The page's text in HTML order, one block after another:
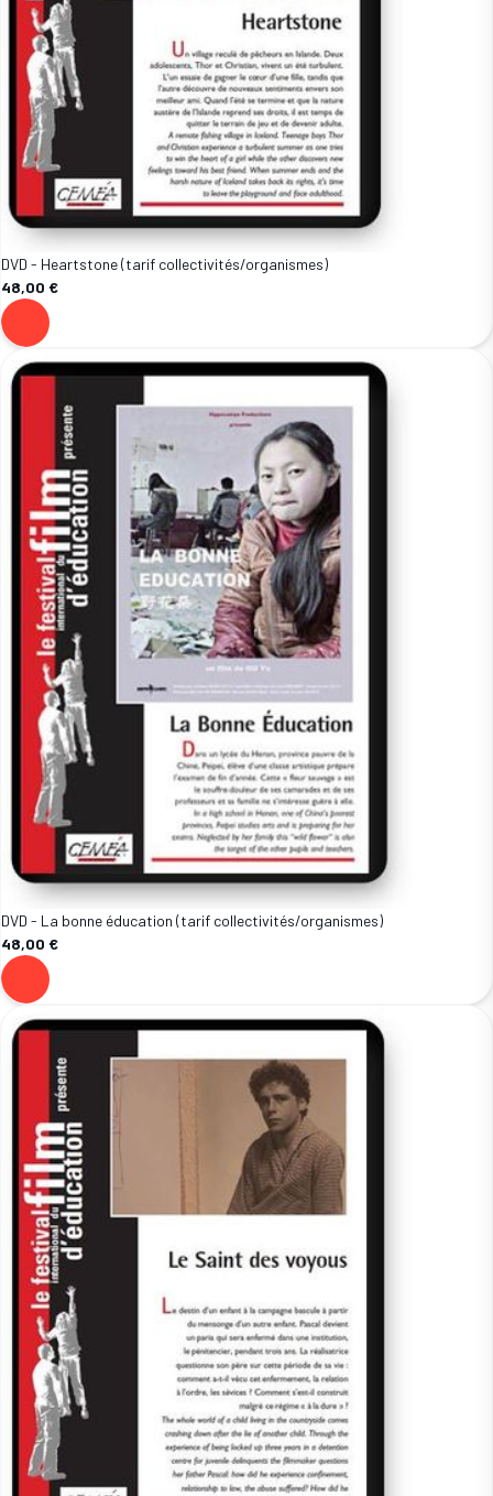
DVD - Heartstone (tarif collectivités/organismes)
48,00 €
DVD - La bonne éducation (tarif collectivités/organismes)
48,00 €